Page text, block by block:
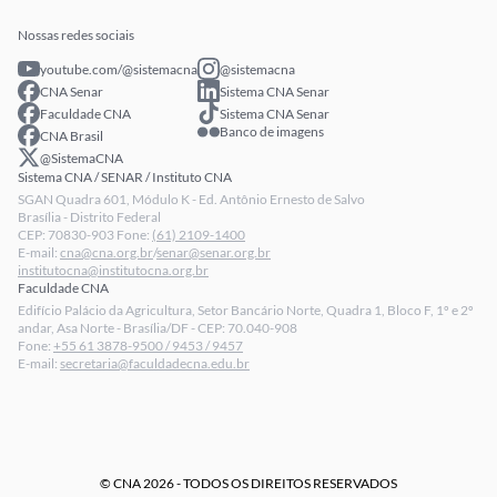
Política de Privacidade
LGPD - Lei Geral de Proteção de Dados
Relatórios de Transparência Salarial da CNA
Nossas redes sociais
youtube.com/@sistemacna
CNA Senar
Faculdade CNA
CNA Brasil
@SistemaCNA
@sistemacna
Sistema CNA Senar
Sistema CNA Senar
Banco de imagens
Sistema CNA / SENAR / Instituto CNA
SGAN Quadra 601, Módulo K - Ed. Antônio Ernesto de Salvo
Brasília - Distrito Federal
CEP: 70830-903 Fone: (61) 2109-1400
E-mail: cna@cna.org.br/senar@senar.org.br
institutocna@institutocna.org.br
Faculdade CNA
Edifício Palácio da Agricultura, Setor Bancário Norte, Quadra 1, Bloco F, 1º e 2º
andar, Asa Norte - Brasília/DF - CEP: 70.040-908
Fone: +55 61 3878-9500 / 9453 / 9457
E-mail: secretaria@faculdadecna.edu.br
© CNA 2026 - TODOS OS DIREITOS RESERVADOS